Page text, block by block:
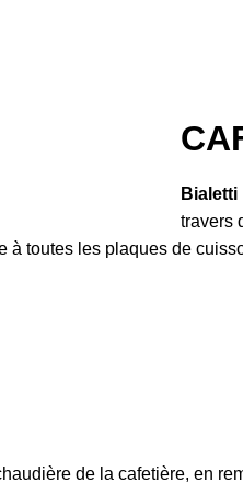
Bialetti
travers
toutes les plaques de
de la cafetière, en